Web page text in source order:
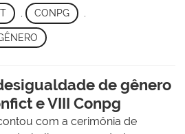
, CONPG ,
de gênero
e VIII Conpg
com a cerimônia de